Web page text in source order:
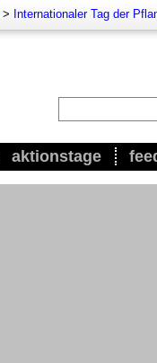
> Internationaler Tag der
aktionstage